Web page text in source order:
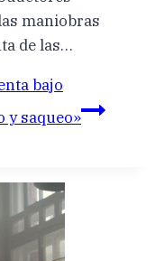
maniobras
de las…
bajo
y saqueo»